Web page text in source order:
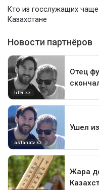
Кто из госслужащих чаще
Казахстане